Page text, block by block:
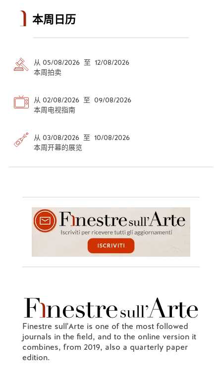
本周日历
从 05/08/2026 至 12/08/2026
本周拍卖
从 02/08/2026 至 09/08/2026
本周电视指南
从 03/08/2026 至 10/08/2026
本周开幕的展览
Finestre sull'Arte is one of the most followed
journals in the field, and to the online version it
combines, from 2019, also a quarterly paper
edition.